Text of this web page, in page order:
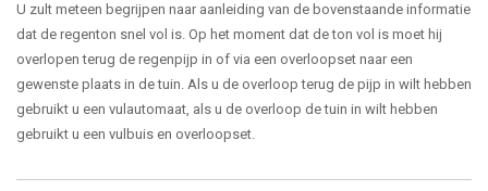
U zult meteen begrijpen naar aanleiding van de bovenstaande informatie
dat de regenton snel vol is. Op het moment dat de ton vol is moet hij
overlopen terug de regenpijp in of via een overloopset naar een
gewenste plaats in de tuin. Als u de overloop terug de pijp in wilt hebben
gebruikt u een vulautomaat, als u de overloop de tuin in wilt hebben
gebruikt u een vulbuis en overloopset.